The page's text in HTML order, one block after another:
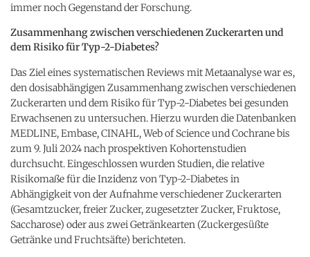
immer noch Gegenstand der Forschung.
Zusammenhang zwischen verschiedenen Zuckerarten und
dem Risiko für Typ-2-Diabetes?
Das Ziel eines systematischen Reviews mit Metaanalyse war es,
den dosisabhängigen Zusammenhang zwischen verschiedenen
Zuckerarten und dem Risiko für Typ-2-Diabetes bei gesunden
Erwachsenen zu untersuchen. Hierzu wurden die Datenbanken
MEDLINE, Embase, CINAHL, Web of Science und Cochrane bis
zum 9. Juli 2024 nach prospektiven Kohortenstudien
durchsucht. Eingeschlossen wurden Studien, die relative
Risikomaße für die Inzidenz von Typ-2-Diabetes in
Abhängigkeit von der Aufnahme verschiedener Zuckerarten
(Gesamtzucker, freier Zucker, zugesetzter Zucker, Fruktose,
Saccharose) oder aus zwei Getränkearten (Zuckergesüßte
Getränke und Fruchtsäfte) berichteten.